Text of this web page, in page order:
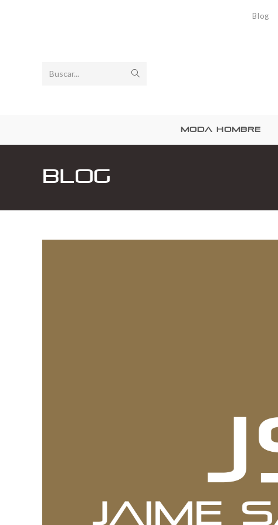
Blog
Buscar...
MODA HOMBRE
Blog